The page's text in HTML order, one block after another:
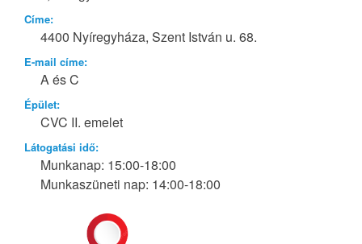
Címe:
4400 Nyíregyháza, Szent István u. 68.
E-mail címe:
A és C
Épület:
CVC II. emelet
Látogatási idő:
Munkanap: 15:00-18:00
Munkaszüneti nap: 14:00-18:00